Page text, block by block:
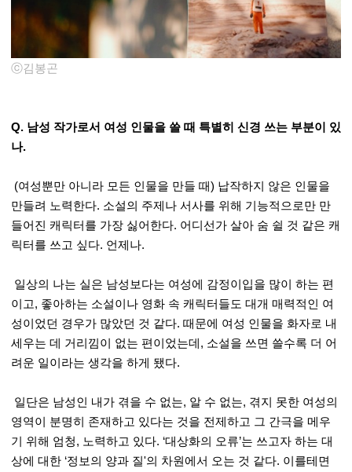
ⓒ김봉곤
Q. 남성 작가로서 여성 인물을 쓸 때 특별히 신경 쓰는 부분이 있
나.
(여성뿐만 아니라 모든 인물을 만들 때) 납작하지 않은 인물을
만들려 노력한다. 소설의 주제나 서사를 위해 기능적으로만 만
들어진 캐릭터를 가장 싫어한다. 어디선가 살아 숨 쉴 것 같은 캐
릭터를 쓰고 싶다. 언제나.
일상의 나는 실은 남성보다는 여성에 감정이입을 많이 하는 편
이고, 좋아하는 소설이나 영화 속 캐릭터들도 대개 매력적인 여
성이었던 경우가 많았던 것 같다. 때문에 여성 인물을 화자로 내
세우는 데 거리낌이 없는 편이었는데, 소설을 쓰면 쓸수록 더 어
려운 일이라는 생각을 하게 됐다.
일단은 남성인 내가 겪을 수 없는, 알 수 없는, 겪지 못한 여성의
영역이 분명히 존재하고 있다는 것을 전제하고 그 간극을 메우
기 위해 엄청, 노력하고 있다. ‘대상화의 오류’는 쓰고자 하는 대
상에 대한 ‘정보의 양과 질'의 차원에서 오는 것 같다. 이를테면